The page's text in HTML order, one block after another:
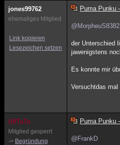
jones99762
ehemaliges Mitglied
Link kopieren
Lesezeichen setzen
Puma Punku
@MorpheuS8382
der Unterschied
jawenigstens
Es konnte mir
Versuchtdas
UffTaTa
Mitglied gesperrt
-> Begründung
Puma Punku
@FrankD